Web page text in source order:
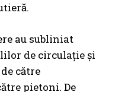
au subliniat
de circulație și
către
pietoni. De